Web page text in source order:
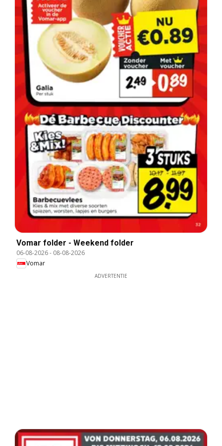
Vomar folder - Weekend folder
06-08-2026- 08-08-2026
Vomar
ADVERTENTIE